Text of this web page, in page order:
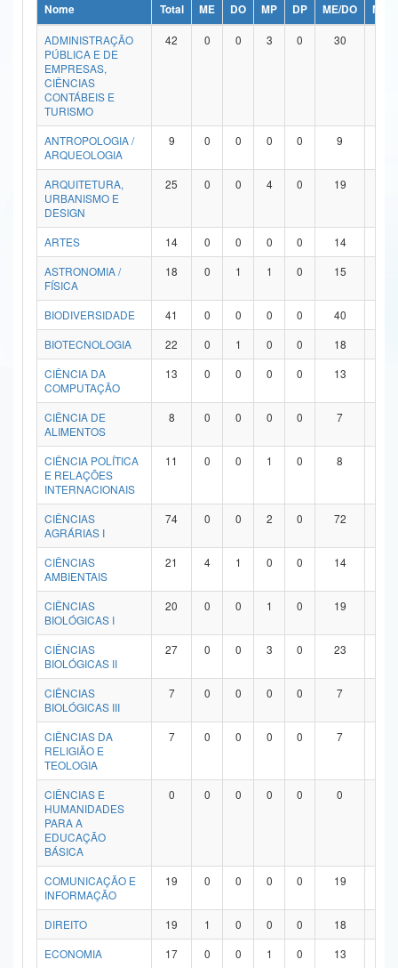
Ministério da Ciência, Tecnologia, Inovações e Comunicações
Ministério do Meio Ambiente
Ministério do Turismo
Ministério do Desenvolvimento Regional
Controladoria-Geral da União
Ministério da Mulher, da Família e dos Direitos Humanos
Secretaria de Governo
Advocacia-Geral da União
Banco Central do Brasil
Nome Total ME DO MP DP ME/DO
MP/
ADMINISTRAÇÃO
PÚBLICA E DE
EMPRESAS,
CIÊNCIAS
CONTÁBEIS E
TURISMO
42 0 0 3 0 30
ANTROPOLOGIA /
ARQUEOLOGIA
9 0 0 0 0 9
ARQUITETURA,
URBANISMO E
DESIGN
25 0 0 4 0 19
ARTES 14 0 0 0 0 14
ASTRONOMIA /
FÍSICA
18 0 1 1 0 15
BIODIVERSIDADE 41 0 0 0 0 40
BIOTECNOLOGIA
22 0 1 0 0 18
CIÊNCIA DA
COMPUTAÇÃO
13 0 0 0 0 13
CIÊNCIA DE
ALIMENTOS
8 0 0 0 0 7
CIÊNCIA POLÍTICA
E RELAÇÕES
INTERNACIONAIS
11 0 0 1 0 8
CIÊNCIAS
AGRÁRIAS I
74 0 0 2 0 72
CIÊNCIAS
AMBIENTAIS
21 4 1 0 0 14
CIÊNCIAS
BIOLÓGICAS I
20 0 0 1 0 19
CIÊNCIAS
BIOLÓGICAS II
27 0 0 3 0 23
CIÊNCIAS
BIOLÓGICAS III
7 0 0 0 0 7
CIÊNCIAS DA
RELIGIÃO E
TEOLOGIA
7 0 0 0 0 7
CIÊNCIAS E
HUMANIDADES
PARA A
EDUCAÇÃO
BÁSICA
0 0 0 0 0 0
COMUNICAÇÃO E
INFORMAÇÃO
19 0 0 0 0 19
DIREITO 19 1 0 0 0 18
ECONOMIA
17 0 0 1 0 13